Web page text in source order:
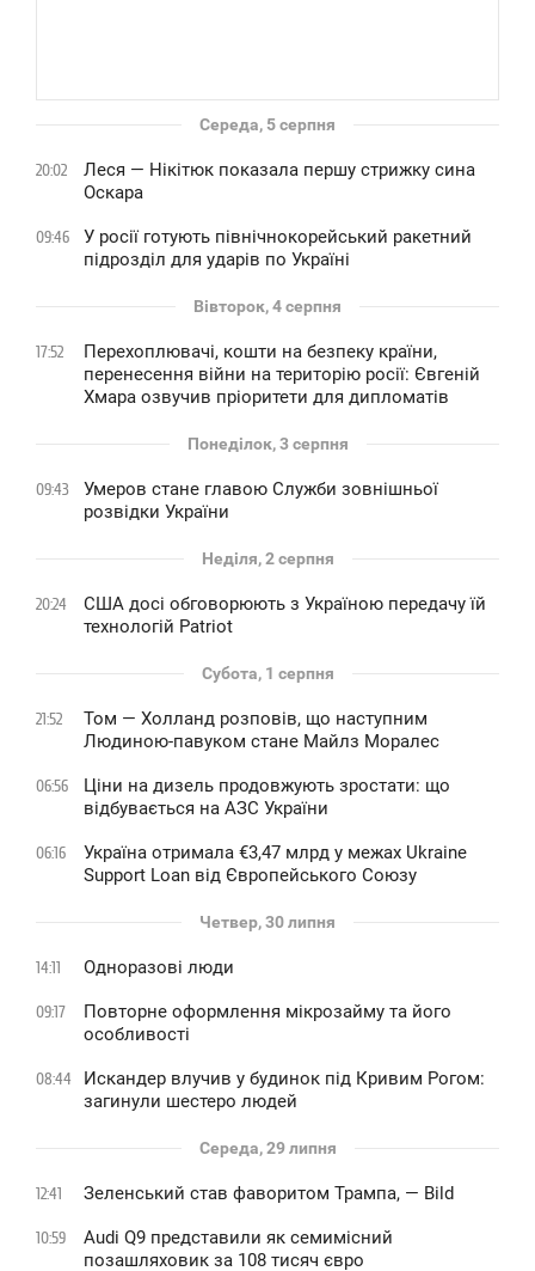
Середа, 5 серпня
20:02
Леся — Нікітюк показала першу стрижку сина
Оскара
09:46
У росії готують північнокорейський ракетний
підрозділ для ударів по Україні
Вівторок, 4 серпня
17:52
Перехоплювачі, кошти на безпеку країни,
перенесення війни на територію росії: Євгеній
Хмара озвучив пріоритети для дипломатів
Понеділок, 3 серпня
09:43
Умеров стане главою Служби зовнішньої
розвідки України
Неділя, 2 серпня
20:24
США досі обговорюють з Україною передачу їй
технологій Patriot
Субота, 1 серпня
21:52
Том — Холланд розповів, що наступним
Людиною-павуком стане Майлз Моралес
06:56
Ціни на дизель продовжують зростати: що
відбувається на АЗС України
06:16
Україна отримала €3,47 млрд у межах Ukraine
Support Loan від Європейського Союзу
Четвер, 30 липня
14:11 Одноразові люди
09:17
Повторне оформлення мікрозайму та його
особливості
08:44
Искандер влучив у будинок під Кривим Рогом:
загинули шестеро людей
Середа, 29 липня
12:41 Зеленський став фаворитом Трампа, — Bild
10:59
Audi Q9 представили як семимісний
позашляховик за 108 тисяч євро